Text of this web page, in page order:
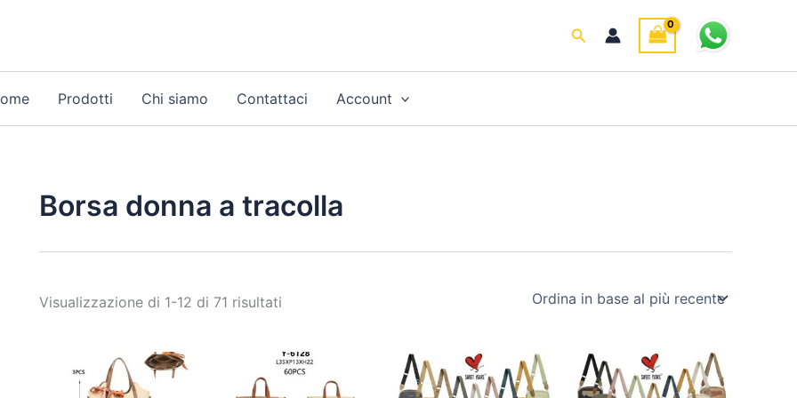
Cerca
Prodotti Chi siamo Contattaci Account
Borsa donna a tracolla
Visualizzazione di 1-12 di 71 risultati
recente